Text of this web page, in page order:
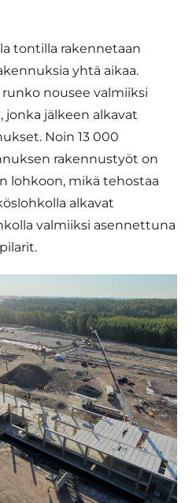
tontilla rakennetaan
yhtä aikaa.
nousee valmiiksi
jonka jälkeen alkavat
Noin 13 000
rakennustyöt on
lohkoon, mikä tehostaa
alkavat
valmiiksi asennettuna